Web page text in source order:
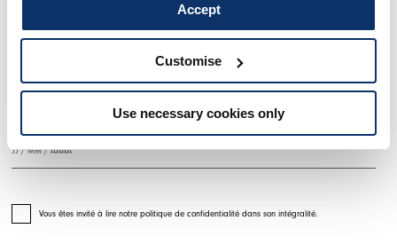
Accept
Customise
Use necessary cookies only
S'INSCRIRE À NOTRE BULLETIN D'INFORMATION
Vous êtes invité à lire notre politique de confidentialité dans son intégralité.